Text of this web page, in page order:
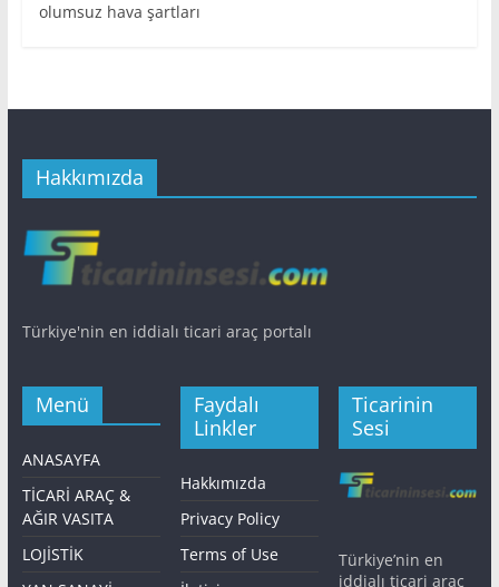
olumsuz hava şartları
Hakkımızda
Türkiye'nin en iddialı ticari araç portalı
Menü
ANASAYFA
TİCARİ ARAÇ &
AĞIR VASITA
LOJİSTİK
Faydalı
Linkler
Hakkımızda
Privacy Policy
Terms of Use
Ticarinin
Sesi
Türkiye’nin en
iddialı ticari araç